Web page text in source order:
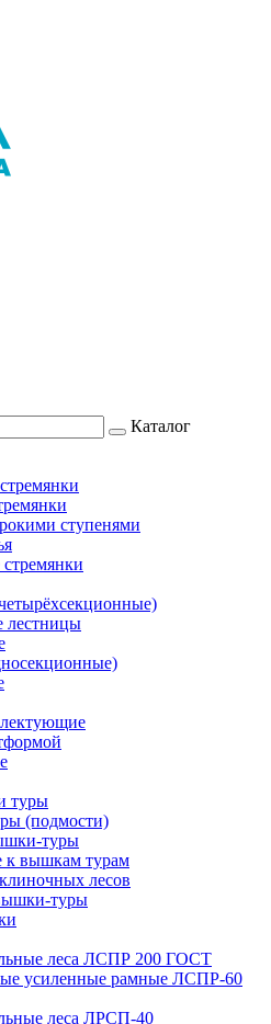
Каталог
ступенями
лестницы
туры
(подмости)
туры
вышкам турам
лесов
туры
леса ЛСПР 200 ГОСТ
усиленные рамные ЛСПР-60
леса ЛРСП-40